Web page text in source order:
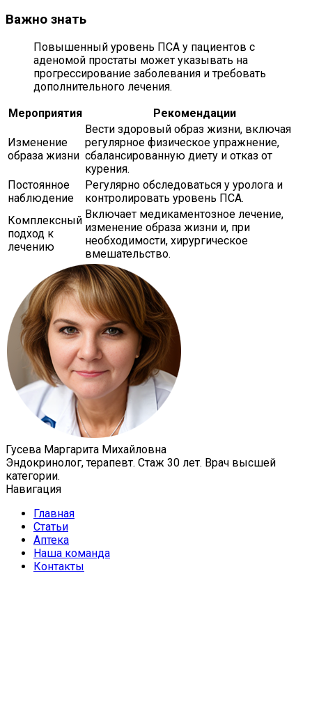
Важно знать
Повышенный уровень ПСА у пациентов с
аденомой простаты может указывать на
прогрессирование заболевания и требовать
дополнительного лечения.
Мероприятия
Рекомендации
Изменение
образа жизни
Вести здоровый образ жизни, включая
регулярное физическое упражнение,
сбалансированную диету и отказ от
курения.
Постоянное
наблюдение
Регулярно обследоваться у уролога и
контролировать уровень ПСА.
Комплексный
подход к
лечению
Включает медикаментозное лечение,
изменение образа жизни и, при
необходимости, хирургическое
вмешательство.
Гусева Маргарита Михайловна
Эндокринолог, терапевт. Стаж 30 лет. Врач высшей
категории.
Навигация
Главная
Статьи
Аптека
Наша команда
Контакты